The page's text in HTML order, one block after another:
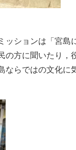
ションは「宮島
方に聞いたり，
らではの文化に